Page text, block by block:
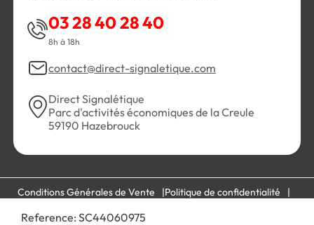
Reference: SC44060975
03 28 40 28 40
8h à 18h
contact@direct-signaletique.com
Direct Signalétique
Parc d'activités économiques de la Creule
59190 Hazebrouck
Conditions Générales de Vente
Politique de confidentialité
Mentions légales